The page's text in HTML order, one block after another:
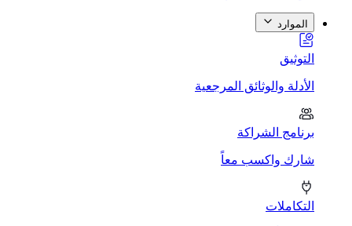
الموارد
التوثيق
الأدلة والوثائق المرجعية
برنامج الشراكة
شارك واكسب معاً
التكاملات